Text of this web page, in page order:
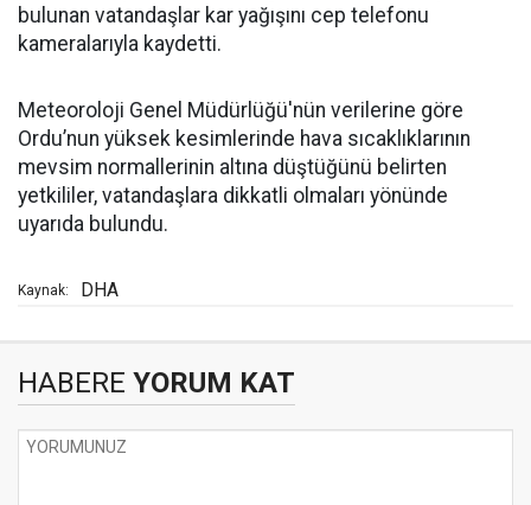
bulunan vatandaşlar kar yağışını cep telefonu
kameralarıyla kaydetti.
Meteoroloji Genel Müdürlüğü'nün verilerine göre
Ordu’nun yüksek kesimlerinde hava sıcaklıklarının
mevsim normallerinin altına düştüğünü belirten
yetkililer, vatandaşlara dikkatli olmaları yönünde
uyarıda bulundu.
Kaynak: DHA
HABERE YORUM KAT